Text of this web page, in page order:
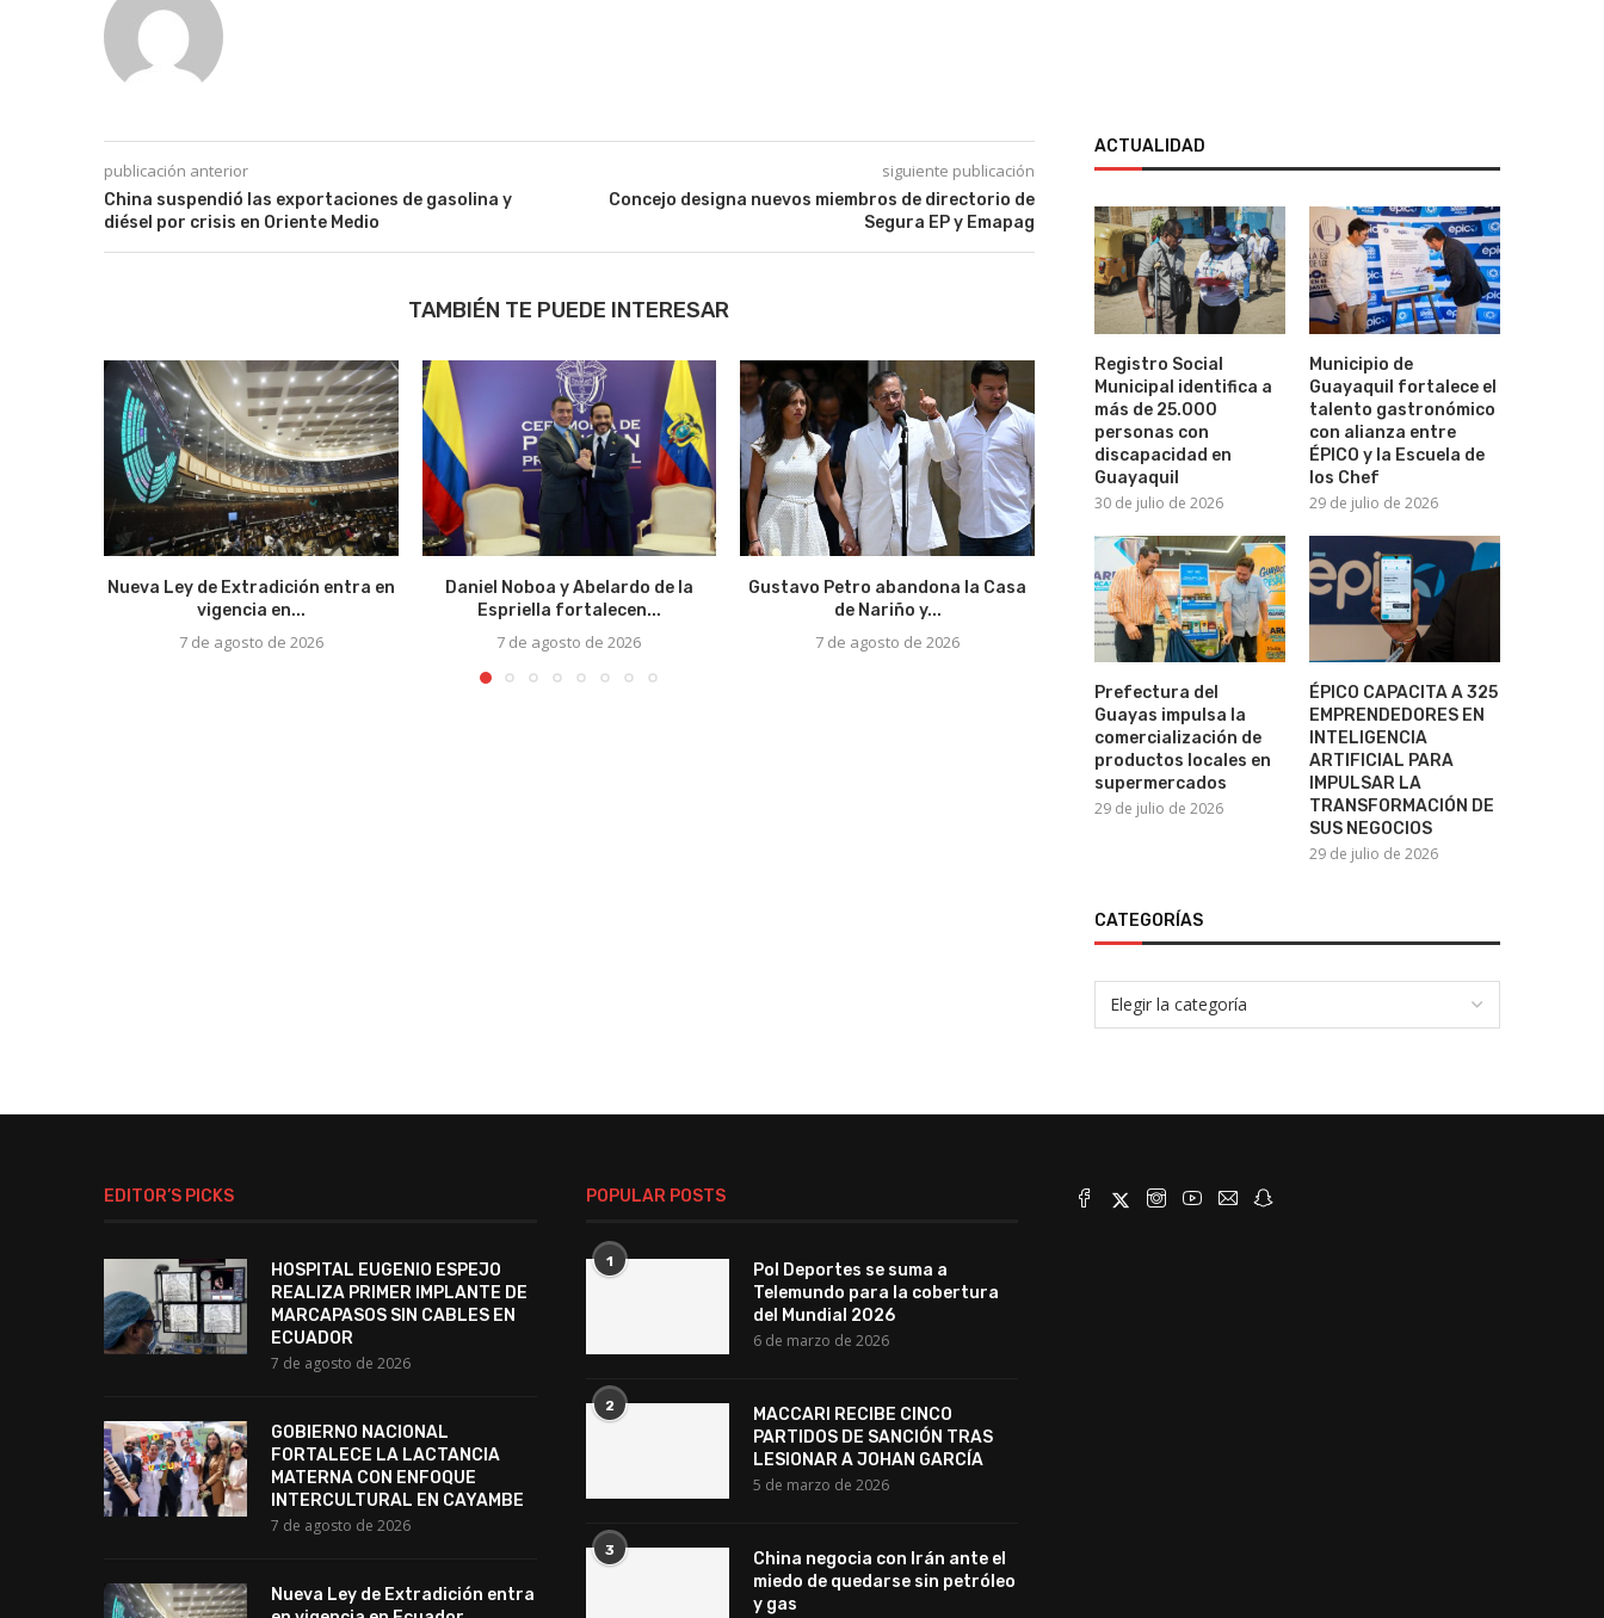
publicación anterior
China suspendió las exportaciones de gasolina y
diésel por crisis en Oriente Medio
siguiente publicación
Concejo designa nuevos miembros de directorio de
Segura EP y Emapag
TAMBIÉN TE PUEDE INTERESAR
Nueva Ley de Extradición entra en
vigencia en...
7 de agosto de 2026
Daniel Noboa y Abelardo de la
Espriella fortalecen...
7 de agosto de 2026
Gustavo Petro abandona la Casa
de Nariño y...
7 de agosto de 2026
Gobierno de Javier Milei declara
terrorista a la...
6 de agosto de 2026
Unidad Popular y
Ciudadana sellan
ACTUALIDAD
Registro Social
Municipal identifica a
más de 25.000
personas con
discapacidad en
Guayaquil
30 de julio de 2026
Municipio de
Guayaquil fortalece el
talento gastronómico
con alianza entre
ÉPICO y la Escuela de
los Chef
29 de julio de 2026
Prefectura del
Guayas impulsa la
comercialización de
productos locales en
supermercados
29 de julio de 2026
ÉPICO CAPACITA A 325
EMPRENDEDORES EN
INTELIGENCIA
ARTIFICIAL PARA
IMPULSAR LA
TRANSFORMACIÓN DE
SUS NEGOCIOS
29 de julio de 2026
CATEGORÍAS
EDITOR’S PICKS
HOSPITAL EUGENIO ESPEJO
REALIZA PRIMER IMPLANTE DE
MARCAPASOS SIN CABLES EN
ECUADOR
7 de agosto de 2026
GOBIERNO NACIONAL
FORTALECE LA LACTANCIA
MATERNA CON ENFOQUE
INTERCULTURAL EN CAYAMBE
7 de agosto de 2026
Nueva Ley de Extradición entra
POPULAR POSTS
1
Pol Deportes se suma a
Telemundo para la cobertura
del Mundial 2026
6 de marzo de 2026
2
MACCARI RECIBE CINCO
PARTIDOS DE SANCIÓN TRAS
LESIONAR A JOHAN GARCÍA
5 de marzo de 2026
3
China negocia con Irán ante el
miedo de quedarse sin petróleo
y gas